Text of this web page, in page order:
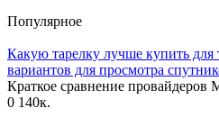
Популярное
Какую тарелку лучше купить
вариантов для просмотра
Краткое сравнение провайдеров
0 140к.